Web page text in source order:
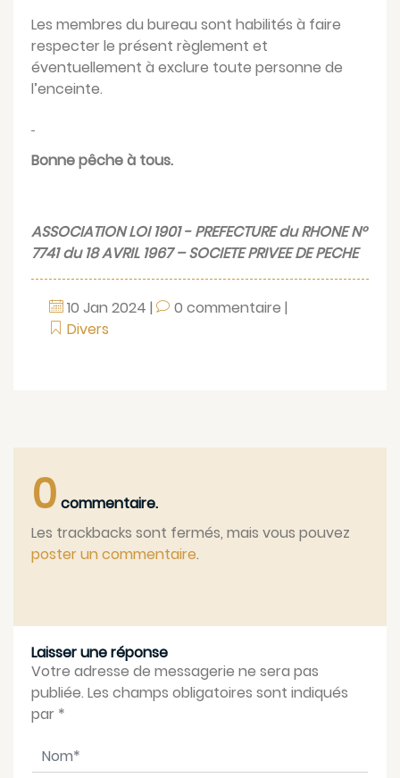
Les membres du bureau sont habilités à faire
respecter le présent règlement et
éventuellement à exclure toute personne de
l’enceinte.
Bonne pêche à tous.
ASSOCIATION LOI 1901 - PREFECTURE du RHONE N°
7741 du 18 AVRIL 1967 – SOCIETE PRIVEE DE PECHE
10 Jan 2024 | 0 commentaire |
Divers
0 commentaire.
Les trackbacks sont fermés, mais vous pouvez
poster un commentaire.
Laisser une réponse
Votre adresse de messagerie ne sera pas
publiée. Les champs obligatoires sont indiqués
par *
Nom*